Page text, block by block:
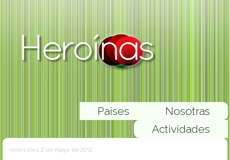
Nosotras
Paises
Actividades
miércoles, 2 de mayo de 2012